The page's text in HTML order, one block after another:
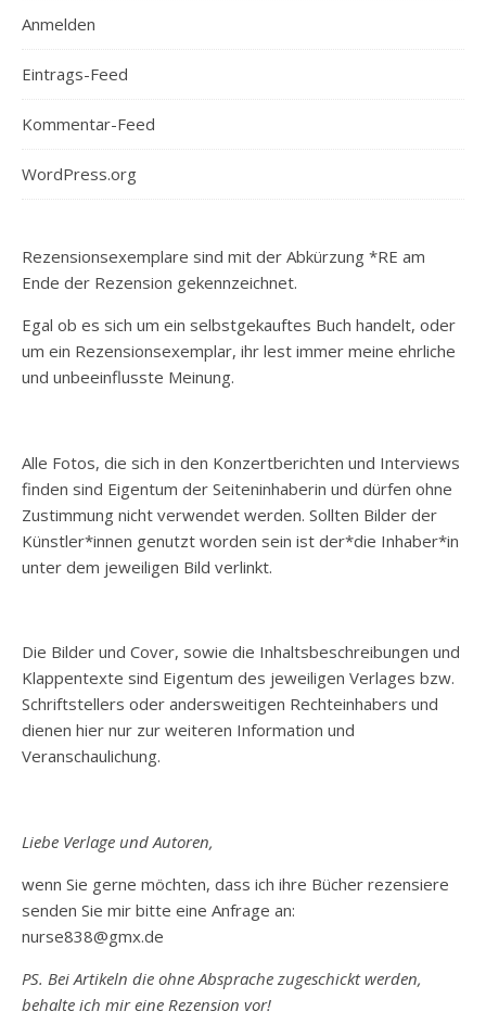
Anmelden
Eintrags-Feed
Kommentar-Feed
WordPress.org
Rezensionsexemplare sind mit der Abkürzung *RE am
Ende der Rezension gekennzeichnet.
Egal ob es sich um ein selbstgekauftes Buch handelt, oder
um ein Rezensionsexemplar, ihr lest immer meine ehrliche
und unbeeinflusste Meinung.
Alle Fotos, die sich in den Konzertberichten und Interviews
finden sind Eigentum der Seiteninhaberin und dürfen ohne
Zustimmung nicht verwendet werden. Sollten Bilder der
Künstler*innen genutzt worden sein ist der*die Inhaber*in
unter dem jeweiligen Bild verlinkt.
Die Bilder und Cover, sowie die Inhaltsbeschreibungen und
Klappentexte sind Eigentum des jeweiligen Verlages bzw.
Schriftstellers oder andersweitigen Rechteinhabers und
dienen hier nur zur weiteren Information und
Veranschaulichung.
Liebe Verlage und Autoren,
wenn Sie gerne möchten, dass ich ihre Bücher rezensiere
senden Sie mir bitte eine Anfrage an:
nurse838@gmx.de
PS. Bei Artikeln die ohne Absprache zugeschickt werden,
behalte ich mir eine Rezension vor!